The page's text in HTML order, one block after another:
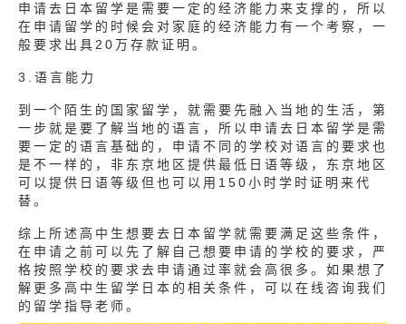
申请去日本留学是需要一定的经济能力来支撑的，所以
在申请留学的时候会对家庭的经济能力有一个考察，一
般要求出具20万存款证明。
3.语言能力
到一个陌生的国家留学，就需要先融入当地的生活，第
一步就是要了解当地的语言，所以申请去日本留学是需
要一定的语言基础的，申请不同的学校对语言的要求也
是不一样的，非东京地区提供最低日语等级，东京地区
可以提供日语等级但也可以用150小时学时证明来代
替。
综上所述高中生想要去日本留学就需要满足这些条件，
在申请之前可以先了解自己想要申请的学校的要求，严
格按照学校的要求去申请通过率就会高很多。如果想了
解更多高中生留学日本的相关条件，可以在线咨询我们
的留学指导老师。